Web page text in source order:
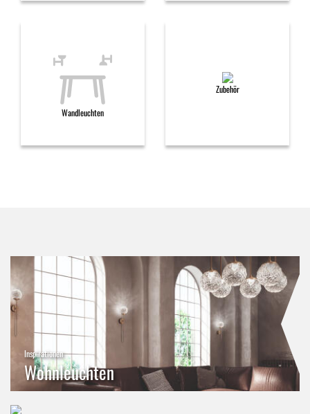
Wandleuchten
Zubehör
Inspirationen
Wohnleuchten